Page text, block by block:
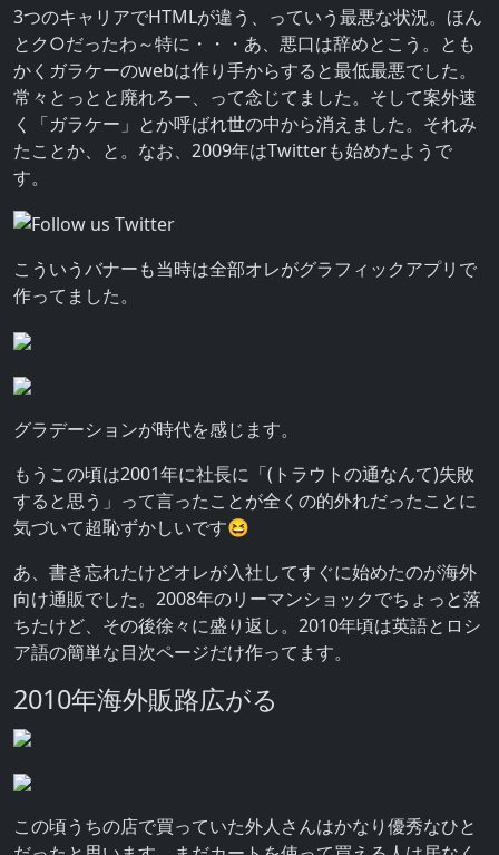
3つのキャリアでHTMLが違う、っていう最悪な状況。ほん
とク○だったわ～特に・・・あ、悪口は辞めとこう。とも
かくガラケーのwebは作り手からすると最低最悪でした。
常々とっとと廃れろー、って念じてました。そして案外速
く「ガラケー」とか呼ばれ世の中から消えました。それみ
たことか、と。なお、2009年はTwitterも始めたようで
す。
こういうバナーも当時は全部オレがグラフィックアプリで
作ってました。
グラデーションが時代を感じます。
もうこの頃は2001年に社長に「(トラウトの通なんて)失敗
すると思う」って言ったことが全くの的外れだったことに
気づいて超恥ずかしいです😆
あ、書き忘れたけどオレが入社してすぐに始めたのが海外
向け通販でした。2008年のリーマンショックでちょっと落
ちたけど、その後徐々に盛り返し。2010年頃は英語とロシ
ア語の簡単な目次ページだけ作ってます。
2010年海外販路広がる
この頃うちの店で買っていた外人さんはかなり優秀なひと